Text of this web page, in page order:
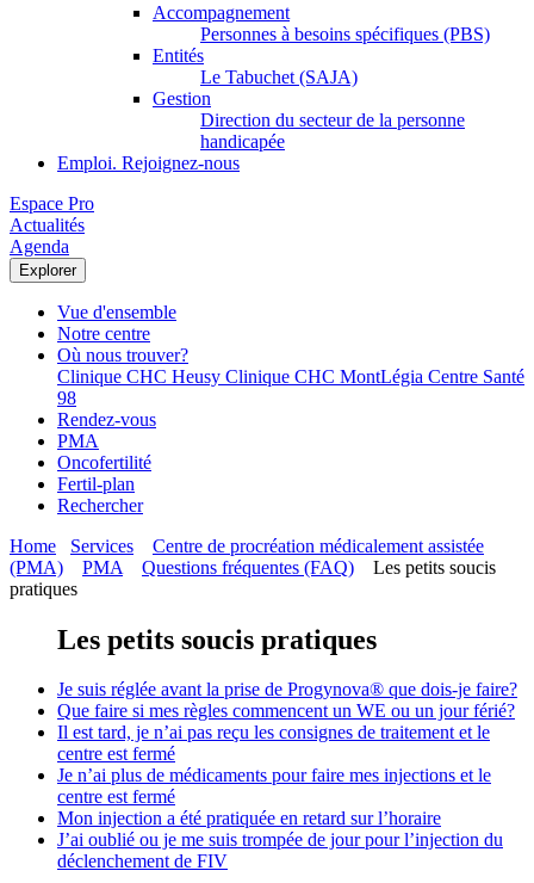
Accompagnement
Personnes à besoins spécifiques (PBS)
Entités
Le Tabuchet (SAJA)
Gestion
Direction du secteur de la personne
handicapée
Emploi. Rejoignez-nous
Espace Pro
Actualités
Agenda
Explorer
Vue d'ensemble
Notre centre
Où nous trouver?
Clinique CHC Heusy Clinique CHC MontLégia Centre Santé
98
Rendez-vous
PMA
Oncofertilité
Fertil-plan
Rechercher
Home
Services
Centre de procréation médicalement assistée
(PMA)
PMA Questions fréquentes (FAQ)
Les petits soucis
pratiques
Les petits soucis pratiques
Je suis réglée avant la prise de Progynova® que dois-je faire?
Que faire si mes règles commencent un WE ou un jour férié?
Il est tard, je n’ai pas reçu les consignes de traitement et le
centre est fermé
Je n’ai plus de médicaments pour faire mes injections et le
centre est fermé
Mon injection a été pratiquée en retard sur l’horaire
J’ai oublié ou je me suis trompée de jour pour l’injection du
déclenchement de FIV